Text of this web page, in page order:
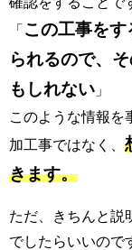
「 この工事をす
られるので、
もしれない 」
このような情報を
加工事ではなく、
きます。
ただ、きちんと説
でしたらいいので